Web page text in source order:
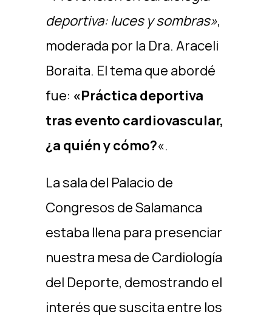
deportiva: luces y sombras»,
moderada por la Dra. Araceli
Boraita. El tema que abordé
fue: «Práctica deportiva
tras evento cardiovascular,
¿a quién y cómo?«.
La sala del Palacio de
Congresos de Salamanca
estaba llena para presenciar
nuestra mesa de Cardiología
del Deporte, demostrando el
interés que suscita entre los